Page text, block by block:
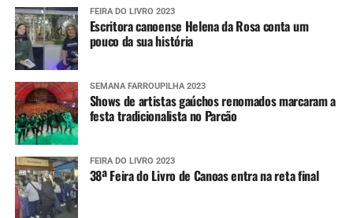
FEIRA DO LIVRO 2023
Escritora canoense Helena da Rosa conta um
pouco da sua história
SEMANA FARROUPILHA 2023
Shows de artistas gaúchos renomados marcaram a
festa tradicionalista no Parcão
FEIRA DO LIVRO 2023
38ª Feira do Livro de Canoas entra na reta final